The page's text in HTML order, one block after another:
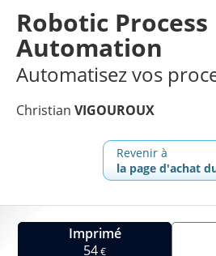
Robotic Process
Automation
Automatisez vos
Christian VIGOUROUX
Revenir à
la page d'achat
Imprimé
54€